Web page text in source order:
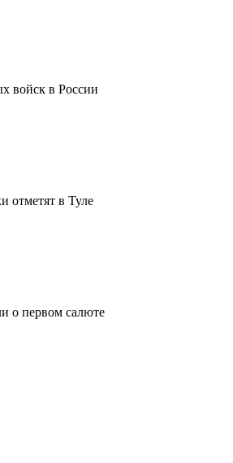
войск в России
отметят в Туле
о первом салюте